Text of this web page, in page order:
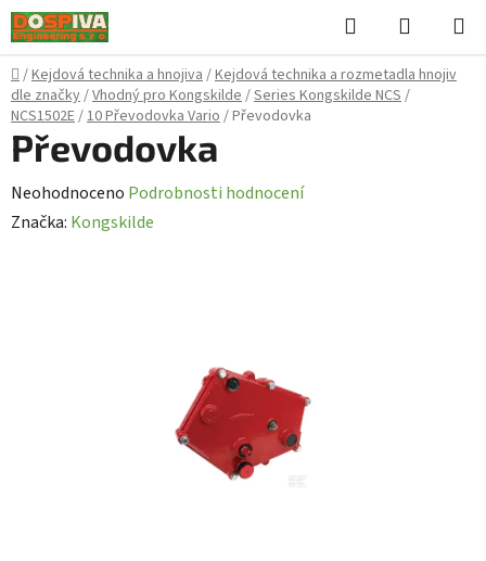
Přejít
na
obsah
Hledat
KOŠÍK
Domů
/Kejdová technika a hnojiva/Kejdová technika a rozmetadla hnojiv
dle značky/Vhodný pro Kongskilde/Series Kongskilde NCS/
NCS1502E/10 Převodovka Vario/Převodovka
Převodovka
Průměrné
hodnocení
Neohodnoceno Podrobnosti hodnocení
Značka: Kongskilde